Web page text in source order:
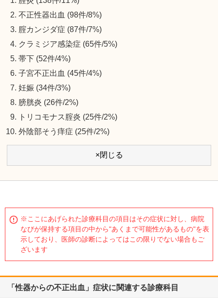
不正性器出血 (98件/8%)
腟カンジダ症 (87件/7%)
クラミジア感染症 (65件/5%)
帯下 (52件/4%)
子宮不正出血 (45件/4%)
妊娠 (34件/3%)
膀胱炎 (26件/2%)
トリコモナス腟炎 (25件/2%)
外陰部そう痒症 (25件/2%)
×閉じる
※ここにあげられた診療科目の項目はその症状に対し、病院
なびが保持する項目の中から"あくまで可能性があるもの"を表
示しており、医師の診断によってはこの限りでない場合もご
ざいます
「性器からの不正出血」症状に関連する診療科目